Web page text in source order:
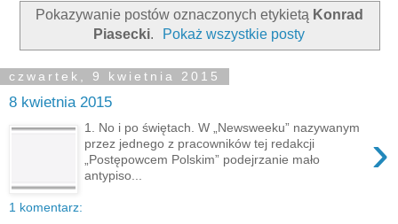
Pokazywanie postów oznaczonych etykietą Konrad
Piasecki. Pokaż wszystkie posty
czwartek, 9 kwietnia 2015
8 kwietnia 2015
›
1. No i po świętach. W „Newsweeku” nazywanym
przez jednego z pracowników tej redakcji
„Postępowcem Polskim” podejrzanie mało
antypiso...
1 komentarz: